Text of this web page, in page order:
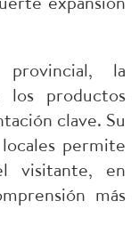
la
productos
clave. Su
permite
visitante, en
más